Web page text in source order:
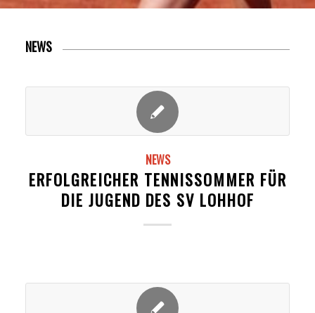
NEWS
NEWS
ERFOLGREICHER TENNISSOMMER FÜR
DIE JUGEND DES SV LOHHOF